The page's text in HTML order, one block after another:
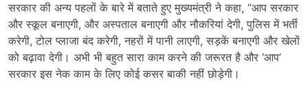
सरकार की अन्य पहलों के बारे में बताते हुए मुख्यमंत्री ने कहा, “आप सरकार
और स्कूल बनाएगी, और अस्पताल बनाएगी और नौकरियां देगी, पुलिस में भर्ती
करेगी, टोल प्लाजा बंद करेगी, नहरों में पानी लाएगी, सड़कें बनाएगी और खेलों
को बढ़ावा देगी। अभी भी बहुत सारा काम करने की जरूरत है और ‘आप’
सरकार इस नेक काम के लिए कोई कसर बाकी नहीं छोड़ेगी।